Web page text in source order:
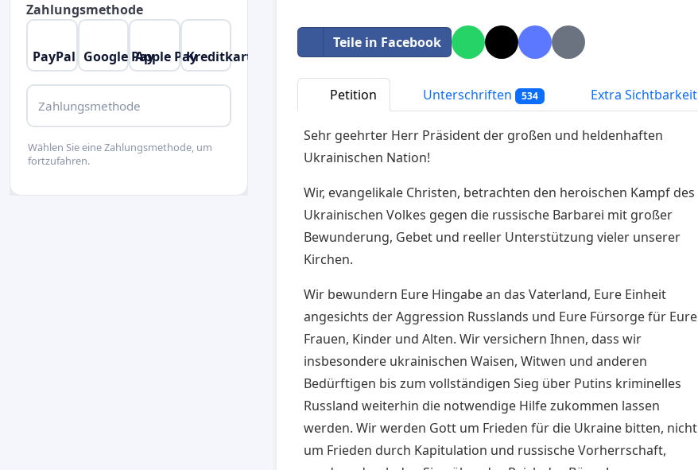
Teile in Facebook
Petition Unterschriften 534 Extra Sichtbarkeit
Sehr geehrter Herr Präsident der großen und heldenhaften
Ukrainischen Nation!
Wir, evangelikale Christen, betrachten den heroischen Kampf des
Ukrainischen Volkes gegen die russische Barbarei mit großer
Bewunderung, Gebet und reeller Unterstützung vieler unserer
Kirchen.
Wir bewundern Eure Hingabe an das Vaterland, Eure Einheit
angesichts der Aggression Russlands und Eure Fürsorge für Eure
Frauen, Kinder und Alten. Wir versichern Ihnen, dass wir
insbesondere ukrainischen Waisen, Witwen und anderen
Bedürftigen bis zum vollständigen Sieg über Putins kriminelles
Russland weiterhin die notwendige Hilfe zukommen lassen
werden. Wir werden Gott um Frieden für die Ukraine bitten, nicht
um Frieden durch Kapitulation und russische Vorherrschaft,
Zahlungsmethode
PayPal Google PayApple PayKreditkarte
Zahlungsmethode
Wählen Sie eine Zahlungsmethode, um
fortzufahren.